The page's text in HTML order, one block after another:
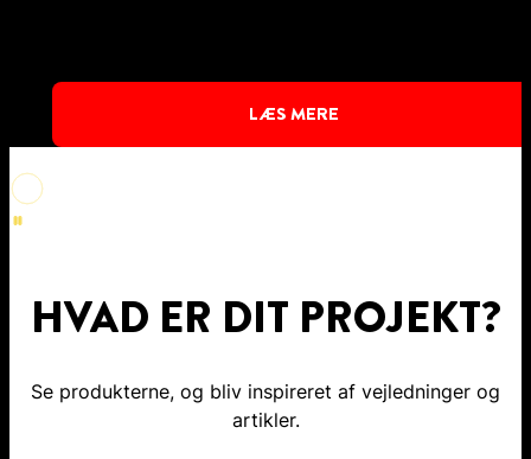
LÆS MERE
HVAD ER DIT PROJEKT?
Se produkterne, og bliv inspireret af vejledninger og
artikler.